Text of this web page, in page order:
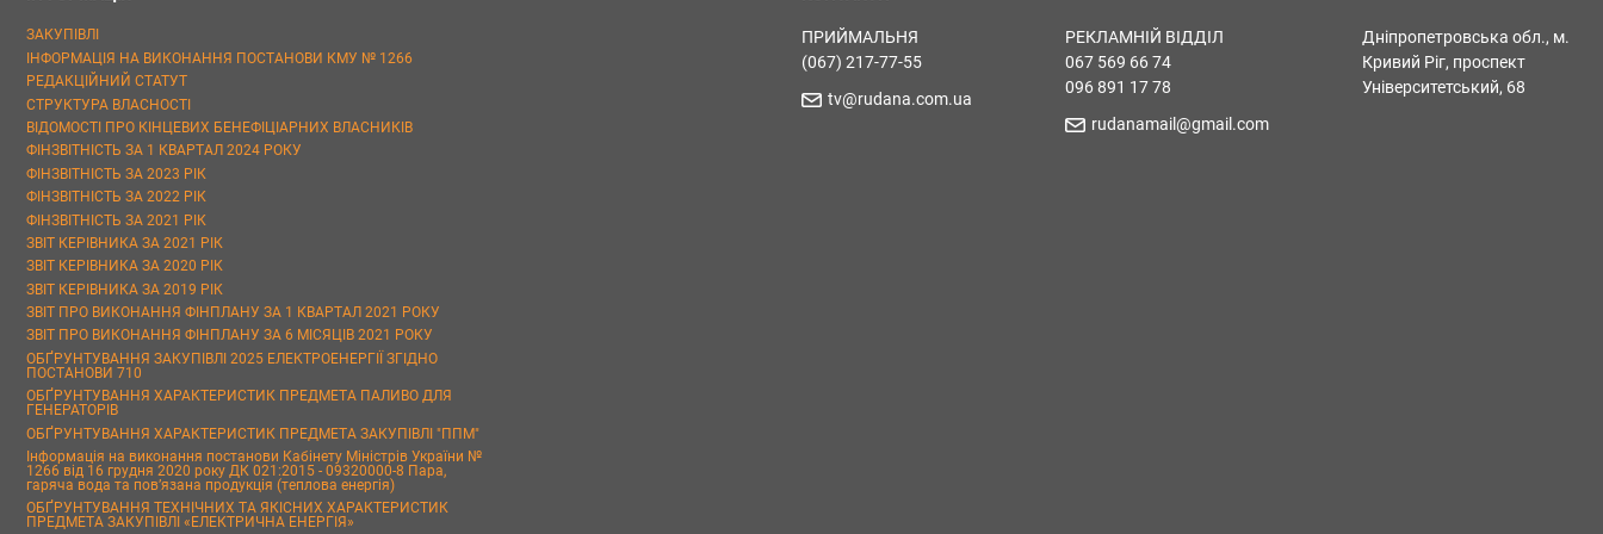
ЗАКУПІВЛІ
ІНФОРМАЦІЯ НА ВИКОНАННЯ ПОСТАНОВИ КМУ № 1266
РЕДАКЦІЙНИЙ СТАТУТ
СТРУКТУРА ВЛАСНОСТІ
ВІДОМОСТІ ПРО КІНЦЕВИХ БЕНЕФІЦІАРНИХ ВЛАСНИКІВ
ФІНЗВІТНІСТЬ ЗА 1 КВАРТАЛ 2024 РОКУ
ФІНЗВІТНІСТЬ ЗА 2023 РІК
ФІНЗВІТНІСТЬ ЗА 2022 РІК
ФІНЗВІТНІСТЬ ЗА 2021 РІК
ЗВІТ КЕРІВНИКА ЗА 2021 РІК
ЗВІТ КЕРІВНИКА ЗА 2020 РІК
ЗВІТ КЕРІВНИКА ЗА 2019 РІК
ЗВІТ ПРО ВИКОНАННЯ ФІНПЛАНУ ЗА 1 КВАРТАЛ 2021 РОКУ
ЗВІТ ПРО ВИКОНАННЯ ФІНПЛАНУ ЗА 6 МІСЯЦІВ 2021 РОКУ
ОБҐРУНТУВАННЯ ЗАКУПІВЛІ 2025 ЕЛЕКТРОЕНЕРГІЇ ЗГІДНО
ПОСТАНОВИ 710
ОБҐРУНТУВАННЯ ХАРАКТЕРИСТИК ПРЕДМЕТА ПАЛИВО ДЛЯ
ГЕНЕРАТОРІВ
ОБҐРУНТУВАННЯ ХАРАКТЕРИСТИК ПРЕДМЕТА ЗАКУПІВЛІ "ППМ"
Інформація на виконання постанови Кабінету Міністрів України №
1266 від 16 грудня 2020 року ДК 021:2015 - 09320000-8 Пара,
гаряча вода та пов’язана продукція (теплова енергія)
ОБҐРУНТУВАННЯ ТЕХНІЧНИХ ТА ЯКІСНИХ ХАРАКТЕРИСТИК
ПРЕДМЕТА ЗАКУПІВЛІ «ЕЛЕКТРИЧНА ЕНЕРГІЯ»
ПРИЙМАЛЬНЯ
(067) 217-77-55
tv@rudana.com.ua
РЕКЛАМНІЙ ВІДДІЛ
067 569 66 74
096 891 17 78
rudanamail@gmail.com
Дніпропетровська обл., м.
Кривий Ріг, проспект
Університетський, 68